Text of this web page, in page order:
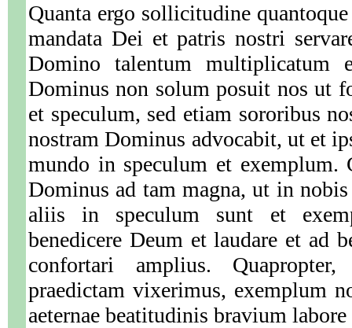
Quanta ergo sollicitudine
mandata Dei et patris nostri
Domino talentum multiplicatum
Dominus non solum posuit nos ut
et speculum, sed etiam sororibus
nostram Dominus advocabit, ut et
mundo in speculum et
Dominus ad tam magna, ut in
aliis in speculum sunt et
benedicere Deum et laudare et ad
confortari amplius.
praedictam vixerimus, exemplum
aeternae beatitudinis bravium